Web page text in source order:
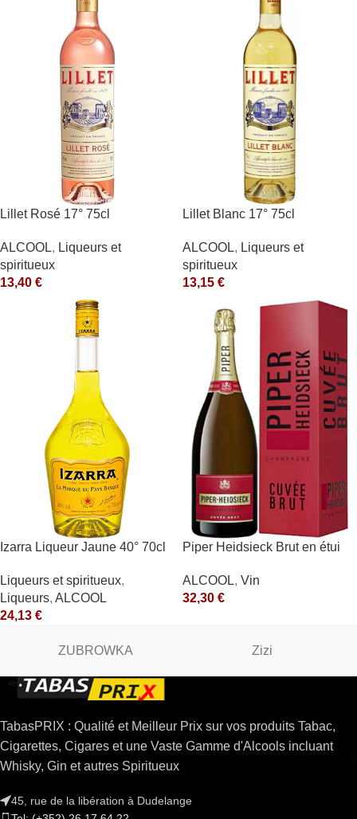
Lillet Rosé 17° 75cl
ALCOOL, Liqueurs et
spiritueux
13,40 €
Lillet Blanc 17° 75cl
ALCOOL, Liqueurs et
spiritueux
13,15 €
Izarra Liqueur Jaune 40° 70cl
Liqueurs et spiritueux,
Liqueurs, ALCOOL
24,13 €
Piper Heidsieck Brut en étui
ALCOOL, Vin
32,30 €
ZUBROWKA Zizi
TabasPRIX : Qualité et Meilleur Prix sur vos produits Tabac,
Cigarettes, Cigares et une Vaste Gamme d'Alcools incluant
Whisky, Gin et autres Spiritueux
45, rue de la libération à Dudelange